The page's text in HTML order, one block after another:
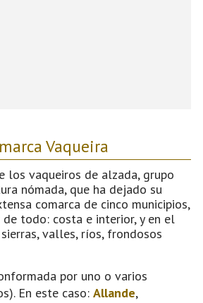
Vaqueira
los vaqueiros de alzada, grupo
nómada, que ha dejado su
comarca de cinco municipios,
de todo: costa e interior, y en el
valles, ríos, frondosos
por uno o varios
En este caso: Allande,